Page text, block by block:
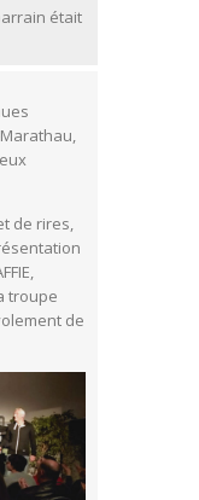
était
de rires,
troupe
de